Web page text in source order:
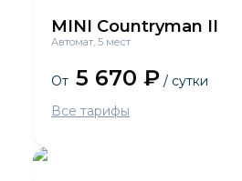
MINI Countryman II
Автомат, 5 мест
От 5 670 ₽ / сутки
Все тарифы